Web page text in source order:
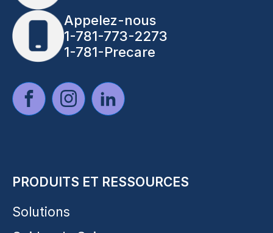
Appelez-nous
1-781-773-2273
1-781-Precare
PRODUITS ET RESSOURCES
Solutions